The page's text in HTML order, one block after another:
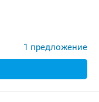
1 предложение